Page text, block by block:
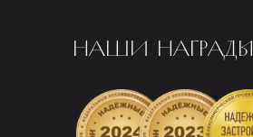
НАШИ НАГРАДЫ